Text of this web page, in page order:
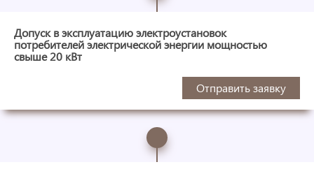
Допуск в эксплуатацию электроустановок
потребителей электрической энергии мощностью
свыше 20 кВт
Отправить заявку